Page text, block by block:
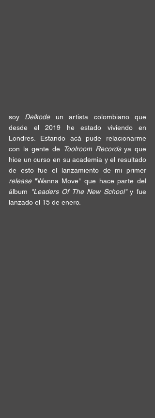
soy Delkode un artista colombiano que
desde el 2019
Londres . Estando acá pude relacionarme
con la gente de Toolroom Records ya que
hice un curso en su academia y el resultado
de esto fue el lanzamiento de mi primer
release "Wanna Move" que hace parte del
álbum
"Leaders Of The New School" y fue
lanzado el 15 de enero.